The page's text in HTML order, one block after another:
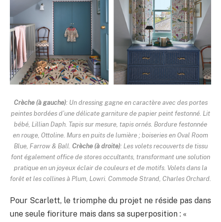
Crèche (à gauche): Un dressing gagne en caractère avec des portes
peintes bordées d’une délicate garniture de papier peint festonné. Lit
bébé, Lillian Daph. Tapis sur mesure, tapis ornés. Bordure festonnée
en rouge, Ottoline. Murs en puits de lumière ; boiseries en Oval Room
Blue, Farrow & Ball. Crèche (à droite): Les volets recouverts de tissu
font également office de stores occultants, transformant une solution
pratique en un joyeux éclair de couleurs et de motifs. Volets dans la
forêt et les collines à Plum, Lowri. Commode Strand, Charles Orchard.
Pour Scarlett, le triomphe du projet ne réside pas dans
une seule fioriture mais dans sa superposition : «